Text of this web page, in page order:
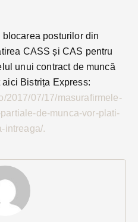
posturilor din
CASS și CAS pentru
unui contract de muncă
Bistrița Express:
2017/07/17/masurafirmele-
de-munca-vor-plati-
intreaga/.